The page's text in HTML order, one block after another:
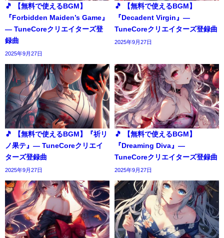
🎵 【無料で使えるBGM】
『Forbidden Maiden’s Game』
― TuneCoreクリエイターズ登
録曲
2025年9月27日
🎵 【無料で使えるBGM】
『Decadent Virgin』―
TuneCoreクリエイターズ登録曲
2025年9月27日
🎵 【無料で使えるBGM】『祈リ
ノ果テ』― TuneCoreクリエイ
ターズ登録曲
2025年9月27日
🎵 【無料で使えるBGM】
『Dreaming Diva』―
TuneCoreクリエイターズ登録曲
2025年9月27日